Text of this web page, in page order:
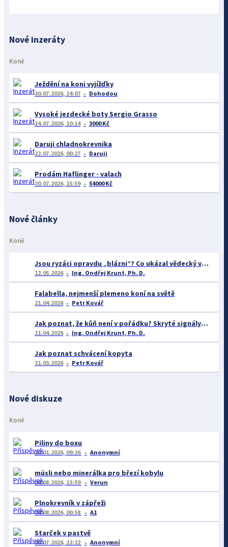
Nové inzeráty
Koně
Ježdění na koni vyjížďky
30.07.2026, 14:07 Dohodou
Vysoké jezdecké boty Sergio Grasso
24.07.2026, 10:14 3000 Kč
Daruji chladnokrevnika
22.07.2026, 00:27 Daruji
Prodám Haflinger - valach
20.07.2026, 15:59 54000 Kč
Nové články
Koně
Jsou ryzáci opravdu „blázni“? Co ukázal vědecký výzkum o barvě srsti a chování koní
12.05.2026 Ing. Ondřej Krunt, Ph. D.
Falabella, nejmenší plemeno koní na světě
21.04.2026 Petr Kovář
Jak poznat, že kůň není v pořádku? Skryté signály zdravotních problémů v chovu koní
11.04.2026 Ing. Ondřej Krunt, Ph. D.
Jak poznat schvácení kopyta
31.03.2026 Petr Kovář
Nové diskuze
Koně
Piliny do boxu
20.01.2026, 09:26 Anonymní
müsli nebo minerálka pro březí kobylu
04.08.2026, 13:59 Verun
Plnokrevník v zápřeži
04.08.2026, 00:58 A1
Starček v pastvě
06.07.2026, 22:22 Anonymní